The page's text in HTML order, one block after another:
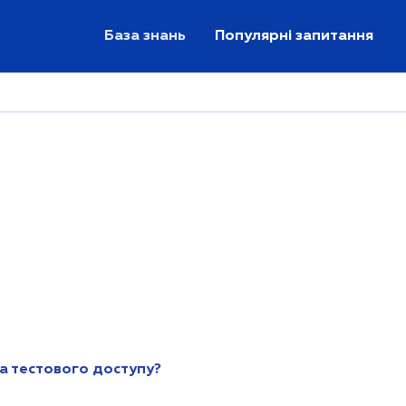
База знань Популярні запитання
тестового доступу?